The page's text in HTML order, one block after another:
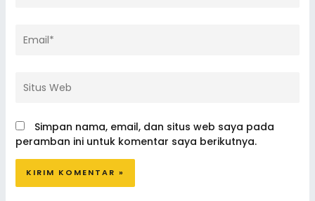
Web
Simpan nama, email, dan situs web saya pada
peramban ini untuk komentar saya berikutnya.